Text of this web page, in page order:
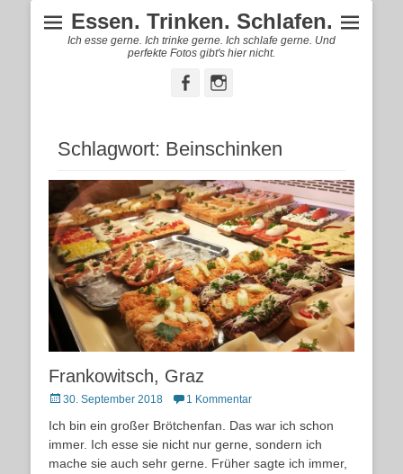
Essen. Trinken. Schlafen.
Ich esse gerne. Ich trinke gerne. Ich schlafe gerne. Und
perfekte Fotos gibt's hier nicht.
FacebookInstagram
Schlagwort: Beinschinken
Frankowitsch, Graz
Posted
30. September 2018 1 Kommentar
Ich bin ein großer Brötchenfan. Das war ich schon
immer. Ich esse sie nicht nur gerne, sondern ich
mache sie auch sehr gerne. Früher sagte ich immer,